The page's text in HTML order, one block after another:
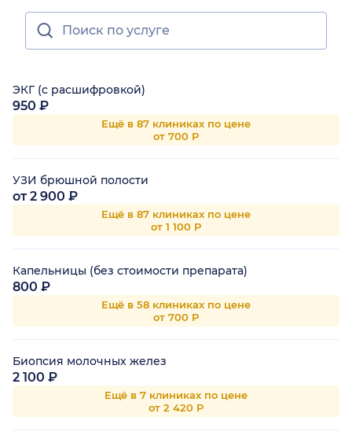
ЭКГ (с расшифровкой)
950 ₽
Ещё в 87 клиниках по цене
от 700 Р
УЗИ брюшной полости
от 2 900 ₽
Ещё в 87 клиниках по цене
от 1 100 Р
Капельницы (без стоимости препарата)
800 ₽
Ещё в 58 клиниках по цене
от 700 Р
Биопсия молочных желез
2 100 ₽
Ещё в 7 клиниках по цене
от 2 420 Р